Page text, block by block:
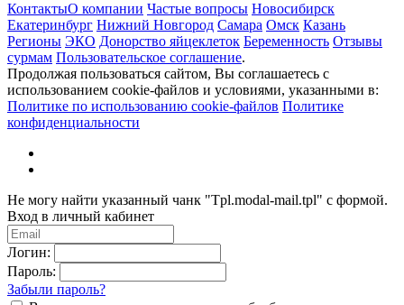
КонтактыО компании Частые вопросы Новосибирск
Екатеринбург Нижний Новгород Самара Омск Казань
Регионы ЭКО Донорство яйцеклеток Беременность Отзывы
сурмам Пользовательское соглашение.
Продолжая пользоваться сайтом, Вы соглашаетесь с
использованием cookie-файлов и условиями, указанными в:
Политике по использованию cookie-файлов Политике
конфиденциальности
Не могу найти указанный чанк "Tpl.modal-mail.tpl" с формой.
Вход в личный кабинет
Логин:
Пароль:
Забыли пароль?